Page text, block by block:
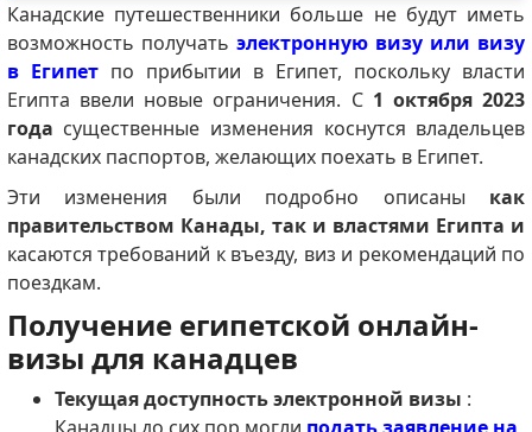
Канадские путешественники больше не будут иметь
возможность получать электронную визу или визу
в Египетпо прибытии в Египет, поскольку власти
Египта ввели новые ограничения. С 1 октября 2023
года существенные изменения коснутся владельцев
канадских паспортов, желающих поехать в Египет.
Эти изменения были подробно описаны как
правительством Канады, так и властями Египта и
касаются требований к въезду, виз и рекомендаций по
поездкам.
Получение египетской онлайн-
визы для канадцев
Текущая доступность электронной визы :